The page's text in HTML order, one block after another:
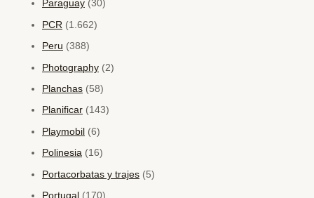
Paraguay (30)
PCR (1.662)
Peru (388)
Photography (2)
Planchas (58)
Planificar (143)
Playmobil (6)
Polinesia (16)
Portacorbatas y trajes (5)
Portugal (170)